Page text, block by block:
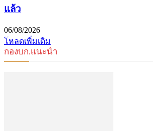
แล้ว
06/08/2026
โหลดเพิ่มเติม
กองบก.แนะนำ